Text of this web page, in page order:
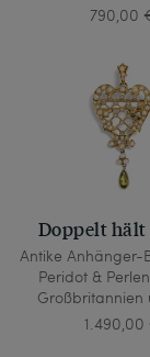
790,00
Doppelt hält
Antike Anhänger-
Peridot &
Großbritannien
1.490,00